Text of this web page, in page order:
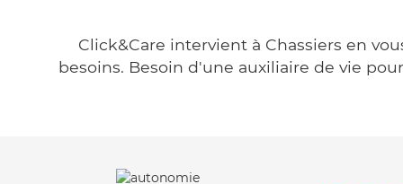
Click&Care intervient à Chassiers en
besoins. Besoin d'une auxiliaire de vie